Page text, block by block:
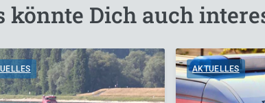
könnte Dich auch
AKTUELLES